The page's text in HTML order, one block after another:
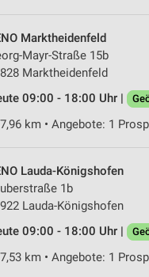
Marktheidenfeld
Mayr-Straße 15b
Marktheidenfeld
09:00 - 18:00 Uhr |
km • Angebote: 1
Lauda-Königshofen
1b
Lauda-Königshofen
09:00 - 18:00 Uhr |
km • Angebote: 1
Verbesserung der
reduzierter Daten zur
Standortdaten
von aktiv angeforderten